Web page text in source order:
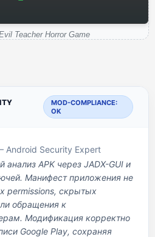
Teacher Horror Game
MOD-COMPLIANCE:
OK
Android Security Expert
анализ APK через JADX-GUI и
Манифест приложения не
permissions, скрытых
обращения к
Модификация корректно
Google Play, сохраняя